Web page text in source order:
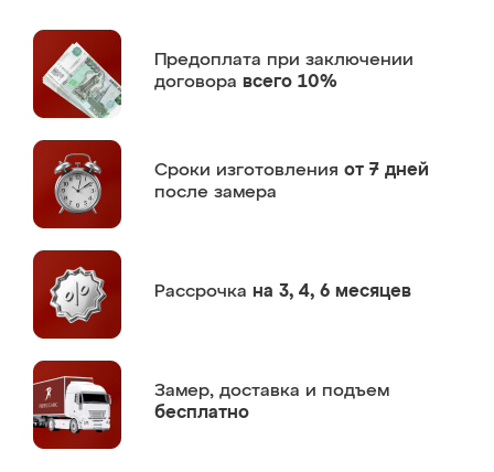
Предоплата при заключении
договора всего 10%
Сроки изготовления от 7 дней
после замера
Рассрочка на 3, 4, 6 месяцев
Замер, доставка и подъем
бесплатно